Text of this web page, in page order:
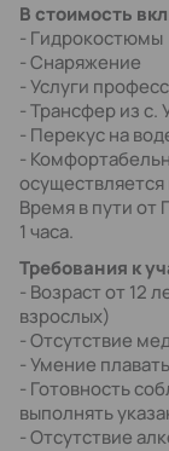
В стоимость
- Гидрокостюмы
- Снаряжение
- Услуги
- Трансфер из с.
- Перекус на
-
Время в пути от
1 часа.
Требования к
- Возраст от 12
взрослых)
- Отсутствие
- Умение
- Готовность
выполнять
- Отсутствие